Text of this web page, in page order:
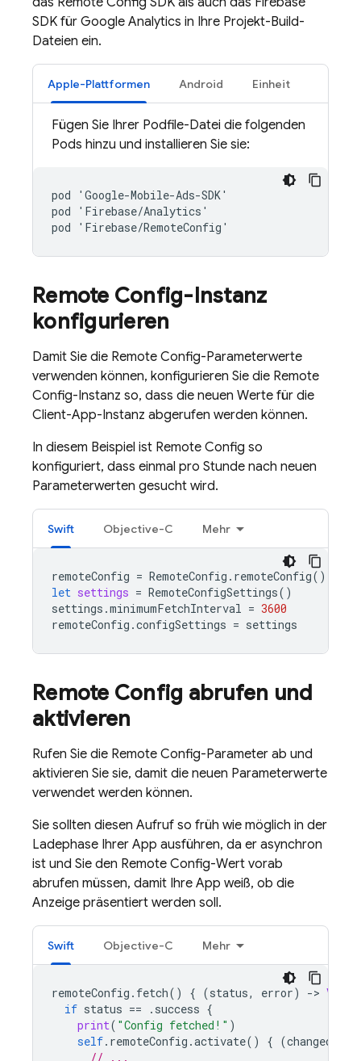
SDK für Google Analytics in Ihre Projekt-Build-
Dateien ein.
Apple-Plattformen Android Einheit
Fügen Sie Ihrer Podfile-Datei die folgenden
Pods hinzu und installieren Sie sie:
pod 'Google-Mobile-Ads-SDK'
pod 'Firebase/Analytics'
Remote Config-Instanz
konfigurieren
Damit Sie die Remote Config-Parameterwerte
verwenden können, konfigurieren Sie die Remote
Config-Instanz so, dass die neuen Werte für die
Client-App-Instanz abgerufen werden können.
In diesem Beispiel ist Remote Config so
konfiguriert, dass einmal pro Stunde nach neuen
Parameterwerten gesucht wird.
Swift Objective-C Mehr
remoteConfig = RemoteConfig . remoteConfig()
let settings = RemoteConfigSettings()
settings .minimumFetchInterval = 3600
remoteConfig .configSettings = settings
Remote Config abrufen und
aktivieren
Rufen Sie die Remote Config-Parameter ab und
aktivieren Sie sie, damit die neuen Parameterwerte
verwendet werden können.
Sie sollten diesen Aufruf so früh wie möglich in der
Ladephase Ihrer App ausführen, da er asynchron
ist und Sie den Remote Config-Wert vorab
abrufen müssen, damit Ihre App weiß, ob die
Anzeige präsentiert werden soll.
Swift Objective-C Mehr
remoteConfig . fetch() { (status, error) -> Void
if status == . success {
print( "Config fetched!" )
self. remoteConfig .activate() { (changed
// ...